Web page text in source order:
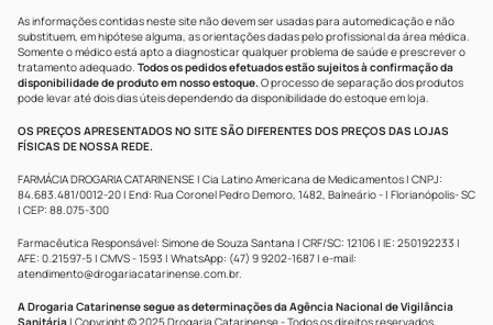
As informações contidas neste site não devem ser usadas para automedicação e não
substituem, em hipótese alguma, as orientações dadas pelo profissional da área médica.
Somente o médico está apto a diagnosticar qualquer problema de saúde e prescrever o
tratamento adequado. Todos os pedidos efetuados estão sujeitos à confirmação da
disponibilidade de produto em nosso estoque.O processo de separação dos produtos
pode levar até dois dias úteis dependendo da disponibilidade do estoque em loja.
OS PREÇOS APRESENTADOS NO SITE SÃO DIFERENTES DOS PREÇOS DAS LOJAS
FÍSICAS DE NOSSA REDE.
FARMÁCIA DROGARIA CATARINENSE | Cia Latino Americana de Medicamentos | CNPJ:
84.683.481/0012-20 | End: Rua Coronel Pedro Demoro, 1482, Balneário - | Florianópolis- SC
| CEP: 88.075-300
Farmacêutica Responsável: Simone de Souza Santana | CRF/SC: 12106 | IE: 250192233 |
AFE: 0.21597-5 | CMVS - 1593 | WhatsApp: (47) 9 9202-1687 | e-mail:
atendimento@drogariacatarinense.com.br.
A Drogaria Catarinense segue as determinações da Agência Nacional de Vigilância
Sanitária | Copyright © 2025 Drogaria Catarinense - Todos os direitos reservados.